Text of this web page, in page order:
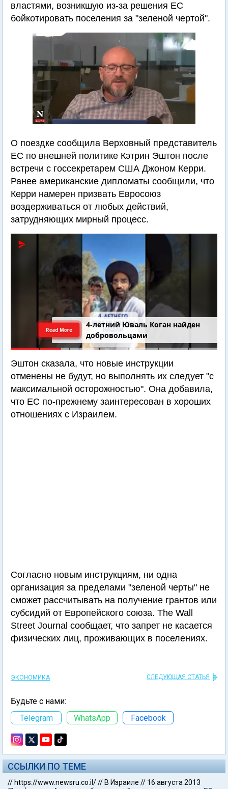
властями, возникшую из-за решения ЕС
бойкотировать поселения за "зеленой чертой".
О поездке сообщила Верховный представитель
ЕС по внешней политике Кэтрин Эштон после
встречи с госсекретарем США Джоном Керри.
Ранее американские дипломаты сообщили, что
Керри намерен призвать Евросоюз
воздерживаться от любых действий,
затрудняющих мирный процесс.
4-летний Юваль Коган найден
добровольцами
Read More
Эштон сказала, что новые инструкции
отменены не будут, но выполнять их следует "с
максимальной осторожностью". Она добавила,
что ЕС по-прежнему заинтересован в хороших
отношениях с Израилем.
Согласно новым инструкциям, ни одна
организация за пределами "зеленой черты" не
сможет рассчитывать на получение грантов или
субсидий от Европейского союза. The Wall
Street Journal сообщает, что запрет не касается
физических лиц, проживающих в поселениях.
ЭКОНОМИКА СЛЕДУЮЩАЯ СТАТЬЯ
Будьте с нами:
Telegram
WhatsApp Facebook
ССЫЛКИ ПО ТЕМЕ
// https://www.newsru.co.il/// В Израиле // 16 августа 2013